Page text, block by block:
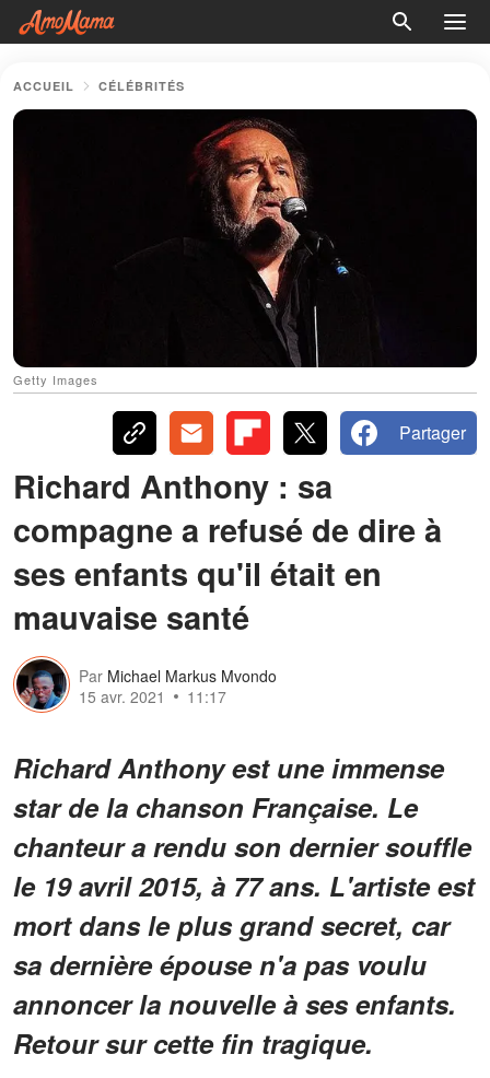
ACCUEIL CÉLÉBRITÉS
Getty Images
Partager
Richard Anthony : sa
compagne a refusé de dire à
ses enfants qu'il était en
mauvaise santé
Par Michael Markus Mvondo
15 avr. 2021
11:17
Richard Anthony est une immense
star de la chanson Française. Le
chanteur a rendu son dernier souffle
le 19 avril 2015, à 77 ans. L'artiste est
mort dans le plus grand secret, car
sa dernière épouse n'a pas voulu
annoncer la nouvelle à ses enfants.
Retour sur cette fin tragique.